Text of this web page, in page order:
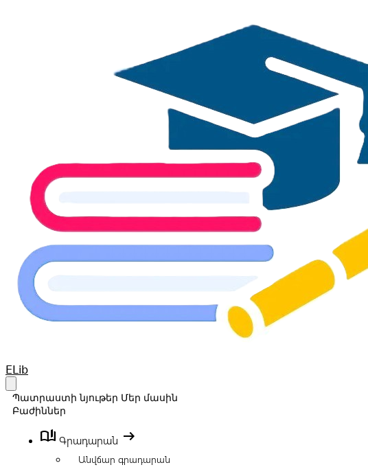
Your Company
ELib
Պատրաստի նյութեր Մեր մասին
Բաժիններ
book_ribbon Գրադարան arrow_right_alt
Անվճար գրադարան